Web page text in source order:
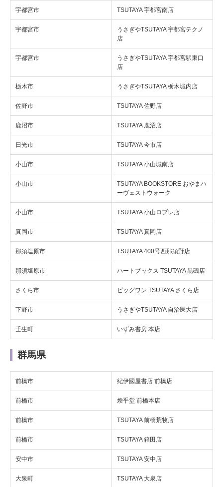
宇都宮市 TSUTAYA 宇都宮南店
宇都宮市
うさぎやTSUTAYA 宇都宮テクノ
店
宇都宮市
うさぎやTSUTAYA 宇都宮駅東口
店
栃木市 うさぎやTSUTAYA 栃木城内店
佐野市 TSUTAYA 佐野店
鹿沼市 TSUTAYA 鹿沼店
日光市 TSUTAYA 今市店
小山市 TSUTAYA 小山城南店
小山市
TSUTAYA BOOKSTORE おやまハ
ーヴェストウォーク
小山市 TSUTAYA 小山ロブレ店
真岡市 TSUTAYA 真岡店
那須塩原市 TSUTAYA 400号西那須野店
那須塩原市 ハートブックス TSUTAYA 黒磯店
さくら市 ビッグワン TSUTAYA さくら店
下野市 うさぎやTSUTAYA 自治医大店
壬生町 いずみ書房 本店
群馬県
前橋市 紀伊國屋書店 前橋店
前橋市 煥乎堂 前橋本店
前橋市 TSUTAYA 前橋荒牧店
前橋市 TSUTAYA 箱田店
安中市 TSUTAYA 安中店
大泉町 TSUTAYA 大泉店